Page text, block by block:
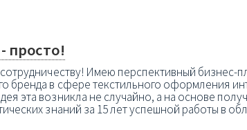
просто!
Имею перспективный бизнес-
бренда в сфере текстильного оформления
эта возникла не случайно, а на основе
знаний за 15 лет успешной работы в